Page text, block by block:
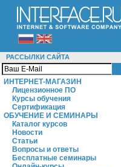
РАССЫЛКИ САЙТА
ИНТЕРНЕТ-МАГАЗИН
Лицензионное ПО
Курсы обучения
Сертификация
ОБУЧЕНИЕ И СЕМИНАРЫ
Каталог курсов
Новости
Статьи
Вопросы и ответы
Бесплатные семинары